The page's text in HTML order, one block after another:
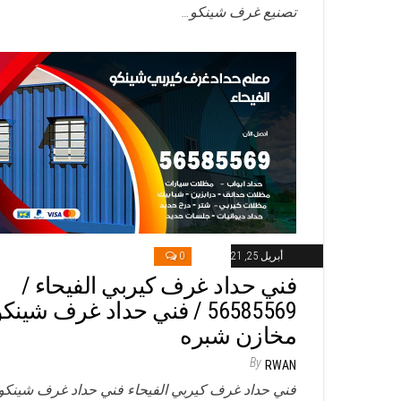
تصنيع غرف شينكو…
أبريل 25, 2021 0
فني حداد غرف كيربي الفيحاء /
56585569 / فني حداد غرف
مخازن شبره
By RWAN
فني حداد غرف كيربي الفيحاء فني حداد غرف